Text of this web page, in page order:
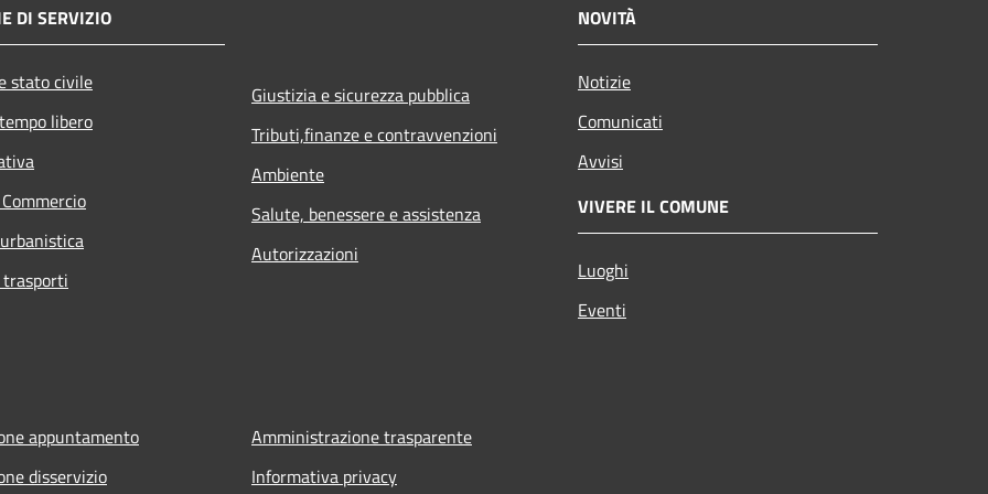
DI SERVIZIO
stato civile
libero
Giustizia e sicurezza pubblica
Tributi,finanze e contravvenzioni
Ambiente
Salute, benessere e assistenza
Autorizzazioni
NOVITÀ
Notizie
Comunicati
Avvisi
VIVERE IL COMUNE
Luoghi
Eventi
appuntamento
disservizio
Amministrazione trasparente
Informativa privacy